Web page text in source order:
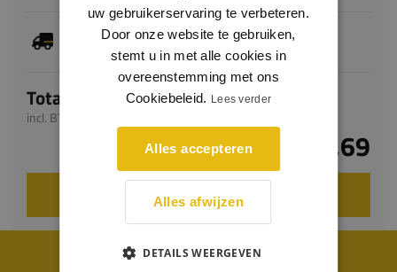
Je hebt gekozen voor maatwerk, de verwachte
levertijd bedraagt 5-7 werkdagen
Totaal
incl. BTW
€ 19,69
VOEG TOE AAN WINKELWAGEN
WIJ WORDEN BEOORDEELD MET EEN 8.8
uw gebruikerservaring te verbeteren.
Door onze website te gebruiken,
stemt u in met alle cookies in
overeenstemming met ons
Cookiebeleid. Lees verder
Alles accepteren
Alles afwijzen
DETAILS WEERGEVEN